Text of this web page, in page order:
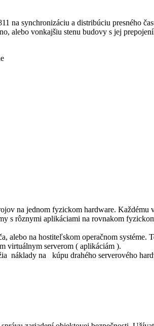
na synchronizáciu a distribúciu presného
alebo vonkajšiu stenu budovy s jej
na jednom fyzickom hardware.
s rôznymi aplikáciami na rovnakom
alebo na hostiteľskom operačnom
virtuálnym serverom ( aplikáciám ).
na kúpu drahého serverového